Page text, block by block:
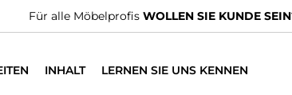
Vertriebshändler.FINDEN SIE DEN
INHALT LERNEN SIE UNS KENNEN